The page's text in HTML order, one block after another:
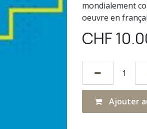
mondialement
oeuvre en
CHF
Ajouter